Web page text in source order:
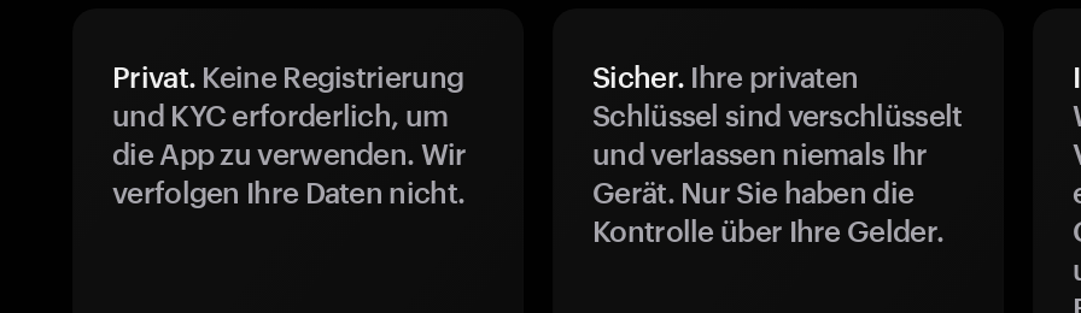
Privat. Keine Registrierung
und KYC erforderlich, um
die App zu verwenden. Wir
verfolgen Ihre Daten nicht.
Sicher. Ihre privaten
Schlüssel sind verschlüsselt
und verlassen niemals Ihr
Gerät. Nur Sie haben die
Kontrolle über Ihre Gelder.